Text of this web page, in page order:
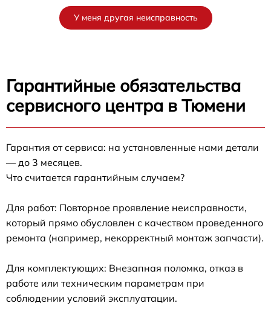
У меня другая неисправность
Гарантийные обязательства
сервисного центра в Тюмени
Гарантия от сервиса: на установленные нами детали
— до 3 месяцев.
Что считается гарантийным случаем?
Для работ: Повторное проявление неисправности,
который прямо обусловлен с качеством проведенного
ремонта (например, некорректный монтаж запчасти).
Для комплектующих: Внезапная поломка, отказ в
работе или техническим параметрам при
соблюдении условий эксплуатации.